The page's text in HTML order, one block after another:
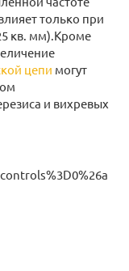
только при
кв. мм).Кроме
цепи могут
и вихревых